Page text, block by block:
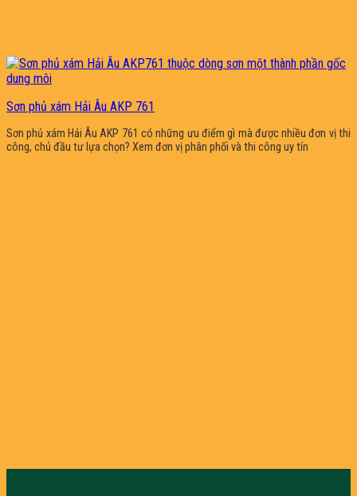
Sơn phủ xám Hải Âu AKP 761
Sơn phủ xám Hải Âu AKP 761 có những ưu điểm gì mà được nhiều đơn vị thi
công, chủ đầu tư lựa chọn? Xem đơn vị phân phối và thi công uy tín